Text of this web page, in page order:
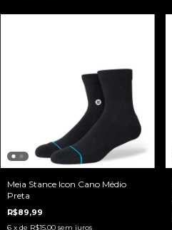
Meia Stance Icon Cano Médio
Preta
R$89,99
6 x de R$15,00 sem juros